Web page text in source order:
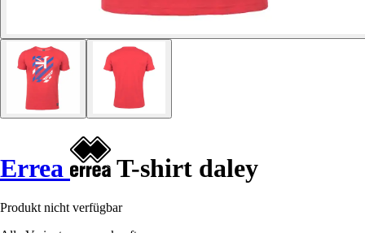
Errea T-shirt daley
Produkt nicht verfügbar